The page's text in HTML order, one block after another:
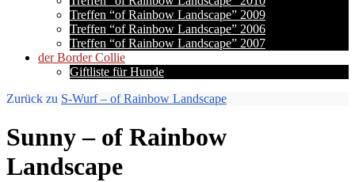
Treffen “of Rainbow Landscape” 2009
Treffen “of Rainbow Landscape” 2006
Treffen “of Rainbow Landscape” 2007
der Border Collie
Giftliste für Hunde
Zurück zu S-Wurf – of Rainbow Landscape
Sunny – of Rainbow
Landscape